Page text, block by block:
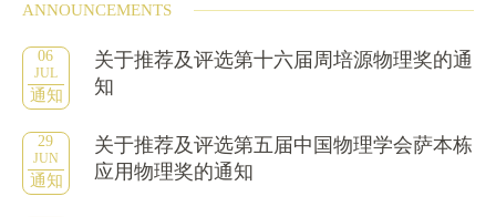
ANNOUNCEMENTS
06
JUL
通知
关于推荐及评选第十六届周培源物理奖的通
知
29
JUN
通知
关于推荐及评选第五届中国物理学会萨本栋
应用物理奖的通知